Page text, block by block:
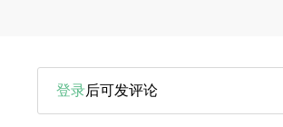
登录后可发评论